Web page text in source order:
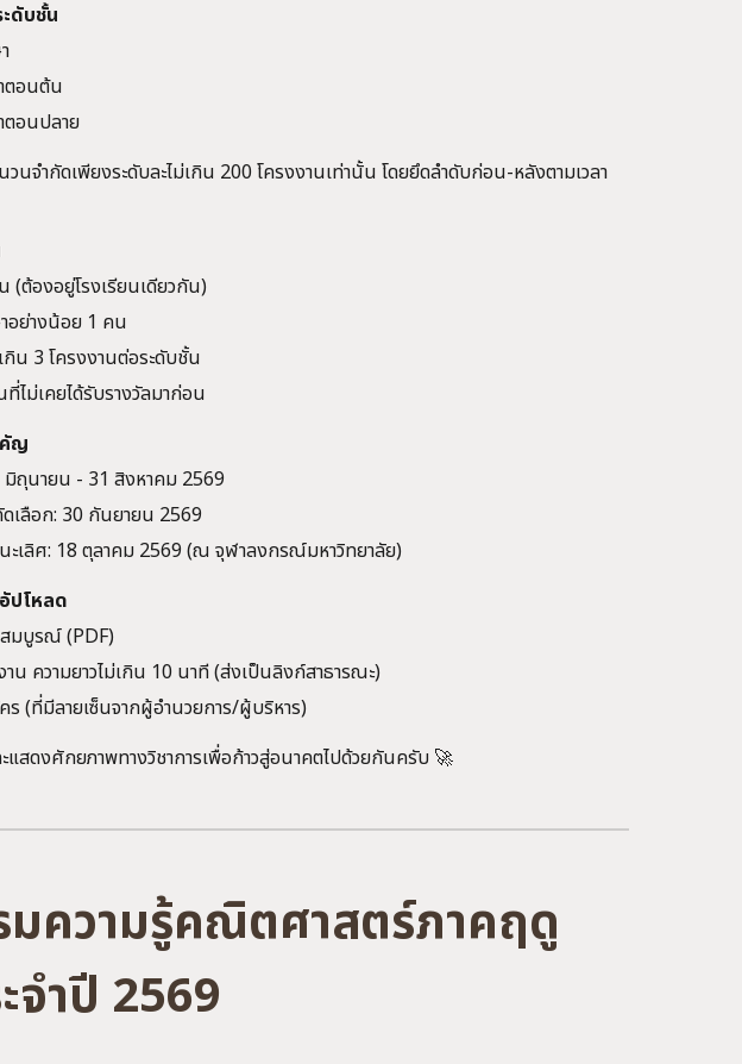
ดับชั้น
ตอนต้น
อนปลาย
วนจำกัดเพียงระดับละไม่เกิน 200 โครงงานเท่านั้น โดยยึดลำดับก่อน-หลังตามเวลา
(ต้องอยู่โรงเรียนเดียวกัน)
อย่างน้อย 1 คน
กิน 3 โครงงานต่อระดับชั้น
ไม่เคยได้รับรางวัลมาก่อน
ญ
มิถุนายน - 31 สิงหาคม 2569
เลือก: 30 กันยายน 2569
ะเลิศ: 18 ตุลาคม 2569 (ณ จุฬาลงกรณ์มหาวิทยาลัย)
ปโหลด
มบูรณ์ (PDF)
น ความยาวไม่เกิน 10 นาที (ส่งเป็นลิงก์สาธารณะ)
ร (ที่มีลายเซ็นจากผู้อำนวยการ/ผู้บริหาร)
แสดงศักยภาพทางวิชาการเพื่อก้าวสู่อนาคตไปด้วยกันครับ 🚀
มความรู้คณิตศาสตร์ภาคฤดู
จำปี 2569